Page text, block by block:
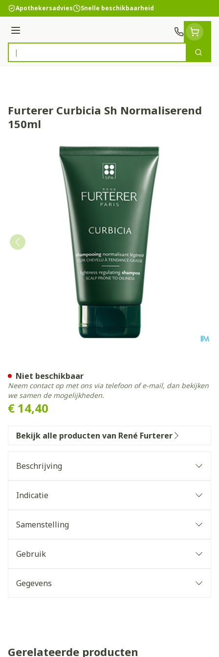
Ga naar de inhoud
Apothekersadvies Snelle beschikbaarheid
Menu
Product, merk, categorie...
Zoek
Furterer Curbicia Sh Normaliserend
150ml
€ 14,40
Niet beschikbaar
Neem contact op met ons via telefoon of e-mail, dan bekijken
we samen de mogelijkheden.
Bekijk alle producten van René Furterer
Beschrijving
Indicatie
Samenstelling
Gebruik
Gegevens
Gerelateerde producten